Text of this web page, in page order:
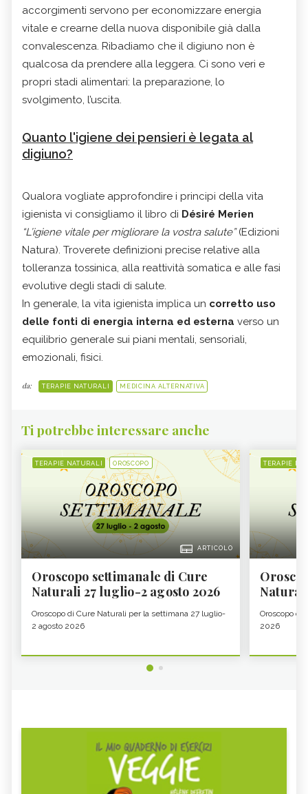
accorgimenti servono per economizzare energia
vitale e crearne della nuova disponibile già dalla
convalescenza. Ribadiamo che il digiuno non è
qualcosa da prendere alla leggera. Ci sono veri e
propri stadi alimentari: la preparazione, lo
svolgimento, l’uscita.
Quanto l'igiene dei pensieri è legata al
digiuno?
Qualora vogliate approfondire i principi della vita
igienista vi consigliamo il libro di Désiré Merien
“L’igiene vitale per migliorare la vostra salute”(Edizioni
Natura). Troverete definizioni precise relative alla
tolleranza tossinica, alla reattività somatica e alle fasi
evolutive degli stadi di salute.
In generale, la vita igienista implica un corretto uso
delle fonti di energia interna ed esterna verso un
equilibrio generale sui piani mentali, sensoriali,
emozionali, fisici.
da: TERAPIE NATURALI MEDICINA ALTERNATIVA
Ti potrebbe interessare anche
TERAPIE NATURALI OROSCOPO
ARTICOLO
Oroscopo settimanale di Cure
Naturali 27 luglio-2 agosto 2026
Oroscopo di Cure Naturali per la settimana 27 luglio-
2 agosto 2026
TERAPIE
Oroscopo di
2026